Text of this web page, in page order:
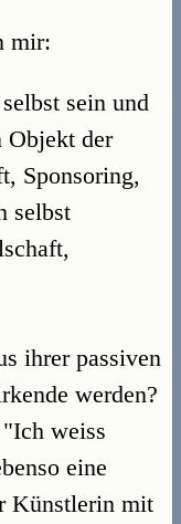
mir:
sein und
Objekt der
Sponsoring,
selbst
ihrer passiven
werden?
weiss
eine
Künstlerin mit